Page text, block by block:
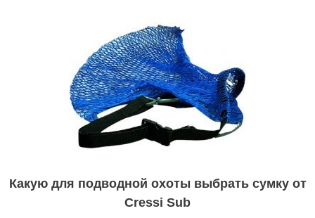
Какую для подводной охоты выбратьсумку от
Cressi Sub